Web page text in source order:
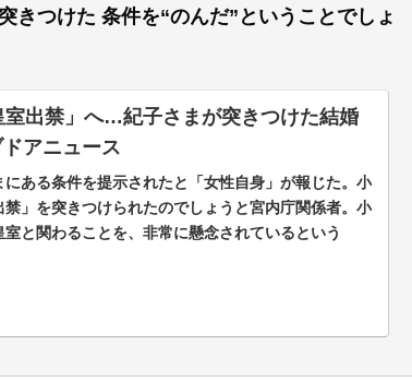
きつけた 条件を“のんだ”ということでしょ
室出禁」へ…紀子さまが突きつけた結婚
アニュース
ある条件を提示されたと「女性自身」が報じた。小
」を突きつけられたのでしょうと宮内庁関係者。小
と関わることを、非常に懸念されているという